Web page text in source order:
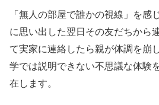
「無人の部屋で誰かの視線」を感
に思い出した翌日その友だちから
て実家に連絡したら親が体調を崩
学では説明できない不思議な体験
在します。